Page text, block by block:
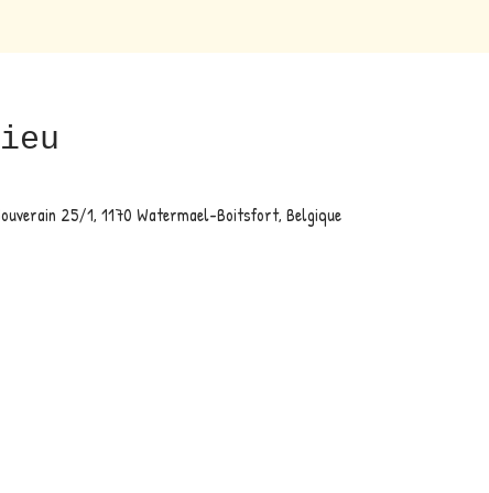
25/1, 1170 Watermael-Boitsfort, Belgique